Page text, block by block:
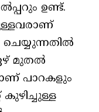
ഉണ്ട്.
ചെയ്യുന്നതില്‍
മുതല്‍
പാറകളും